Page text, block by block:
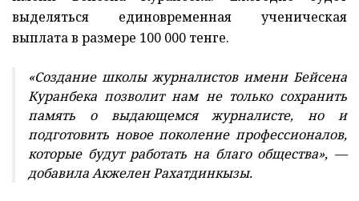
выделяться единовременная ученическая
выплата в размере 100 000 тенге.
«Создание школы журналистов имени Бейсена
Куранбека позволит нам не только сохранить
память о выдающемся журналисте, но и
подготовить новое поколение профессионалов,
которые будут работать на благо общества», —
добавила Акжелен Рахатдинкызы.